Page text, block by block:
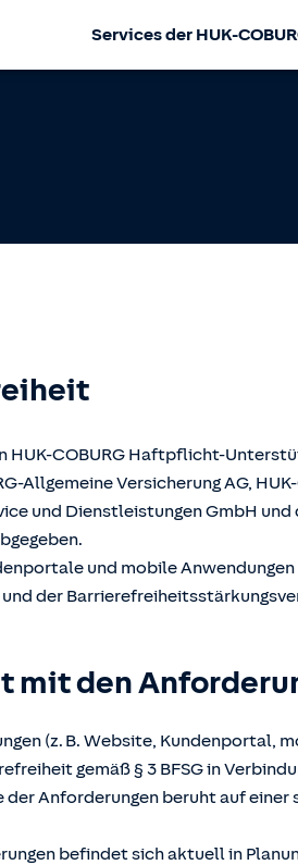
Services der HUK-
HUK-COBURG Haftpflicht-
Allgemeine Versicherung AG,
und Dienstleistungen GmbH
und mobile
der
mit den
(z. B. Website, Kundenportal,
gemäß § 3 BFSG in
Anforderungen beruht auf
befindet sich aktuell in